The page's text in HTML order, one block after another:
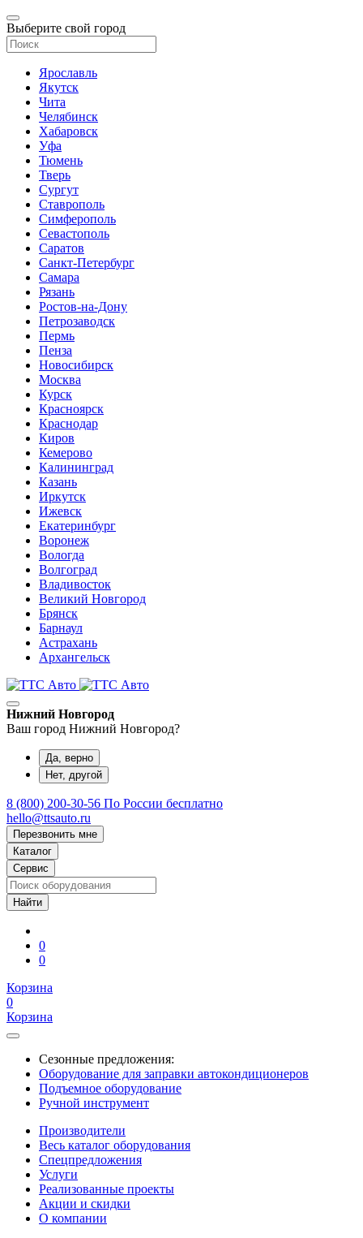
Выберите свой город
Ярославль
Якутск
Чита
Челябинск
Хабаровск
Уфа
Тюмень
Тверь
Сургут
Ставрополь
Симферополь
Севастополь
Саратов
Санкт-Петербург
Самара
Рязань
Ростов-на-Дону
Петрозаводск
Пермь
Пенза
Новосибирск
Москва
Курск
Красноярск
Краснодар
Киров
Кемерово
Калининград
Казань
Иркутск
Ижевск
Екатеринбург
Воронеж
Вологда
Волгоград
Владивосток
Великий Новгород
Брянск
Барнаул
Астрахань
Архангельск
Нижний Новгород
Ваш город Нижний Новгород?
Да, верно
Нет, другой
8 (800) 200-30-56 По России бесплатно
hello@ttsauto.ru
Перезвонить мне
Каталог
Сервис
0
0
Корзина
0
Корзина
Сезонные предложения:
Оборудование для заправки автокондиционеров
Подъемное оборудование
Ручной инструмент
Производители
Весь каталог оборудования
Спецпредложения
Услуги
Реализованные проекты
Акции и скидки
О компании